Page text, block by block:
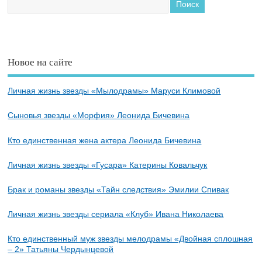
Новое на сайте
Личная жизнь звезды «Мылодрамы» Маруси Климовой
Сыновья звезды «Морфия» Леонида Бичевина
Кто единственная жена актера Леонида Бичевина
Личная жизнь звезды «Гусара» Катерины Ковальчук
Брак и романы звезды «Тайн следствия» Эмилии Спивак
Личная жизнь звезды сериала «Клуб» Ивана Николаева
Кто единственный муж звезды мелодрамы «Двойная сплошная
– 2» Татьяны Чердынцевой